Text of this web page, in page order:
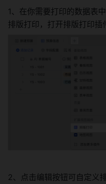
1、在你需要打印的数据表
排版打印，打开排版打印插
2、点击编辑按钮可自定义